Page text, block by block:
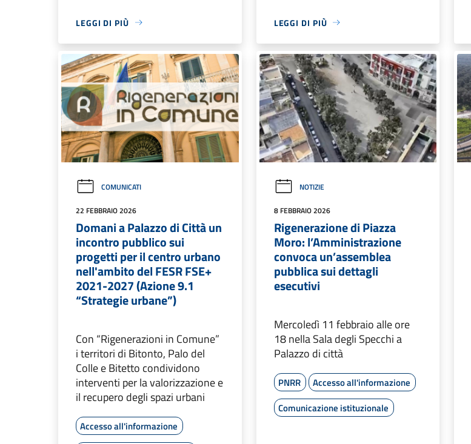
LEGGI DI PIÙ LEGGI DI PIÙ
COMUNICATI
22 FEBBRAIO 2026
Domani a Palazzo di Città un
incontro pubblico sui
progetti per il centro urbano
nell'ambito del FESR FSE+
2021-2027 (Azione 9.1
“Strategie urbane”)
Con “Rigenerazioni in Comune”
i territori di Bitonto, Palo del
Colle e Bitetto condividono
interventi per la valorizzazione e
il recupero degli spazi urbani
Accesso all'informazione
NOTIZIE
8 FEBBRAIO 2026
Rigenerazione di Piazza
Moro: l’Amministrazione
convoca un’assemblea
pubblica sui dettagli
esecutivi
Mercoledì 11 febbraio alle ore
18 nella Sala degli Specchi a
Palazzo di città
PNRR
Accesso all'informazione
Comunicazione istituzionale